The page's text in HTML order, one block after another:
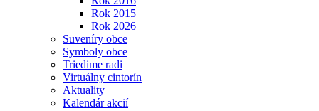
Rok 2015
Rok 2026
Suveníry obce
Symboly obce
Triedime radi
Virtuálny cintorín
Aktuality
Kalendár akcií